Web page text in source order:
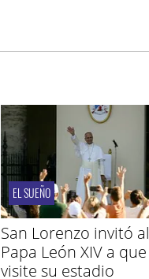
EL SUEÑO
San Lorenzo invitó al
Papa León XIV a que
visite su estadio